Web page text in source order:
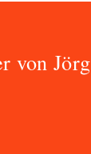
von Jörg